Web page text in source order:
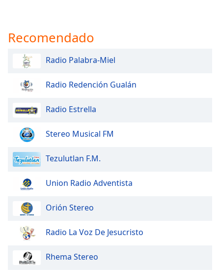
Recomendado
Radio Palabra-Miel
Radio Redención Gualán
Radio Estrella
Stereo Musical FM
Tezulutlan F.M.
Union Radio Adventista
Orión Stereo
Radio La Voz De Jesucristo
Rhema Stereo